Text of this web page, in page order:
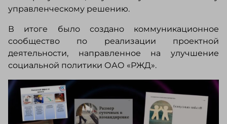
управленческому решению.
В итоге было создано коммуникационное
сообщество по реализации проектной
деятельности, направленное на улучшение
социальной политики ОАО «РЖД».